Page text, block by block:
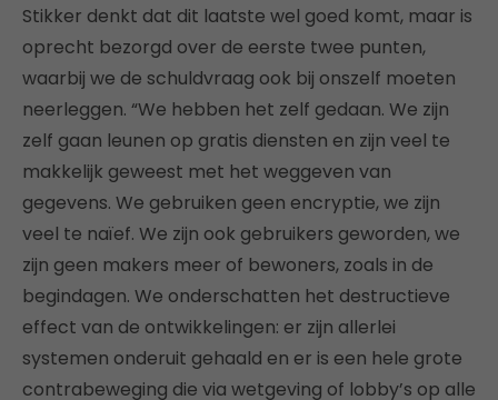
Stikker denkt dat dit laatste wel goed komt, maar is
oprecht bezorgd over de eerste twee punten,
waarbij we de schuldvraag ook bij onszelf moeten
neerleggen. “We hebben het zelf gedaan. We zijn
zelf gaan leunen op gratis diensten en zijn veel te
makkelijk geweest met het weggeven van
gegevens. We gebruiken geen encryptie, we zijn
veel te naïef. We zijn ook gebruikers geworden, we
zijn geen makers meer of bewoners, zoals in de
begindagen. We onderschatten het destructieve
effect van de ontwikkelingen: er zijn allerlei
systemen onderuit gehaald en er is een hele grote
contrabeweging die via wetgeving of lobby’s op alle